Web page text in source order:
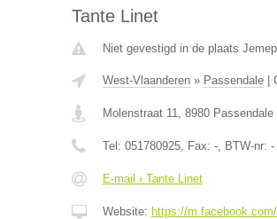
Tante Linet
Niet gevestigd in de plaats
West-Vlaanderen» Passendale|
Molenstraat 11, 8980 Passendale
Tel: 051780925, Fax: -, BTW-nr: -
E-mail › Tante Linet
Website: https://